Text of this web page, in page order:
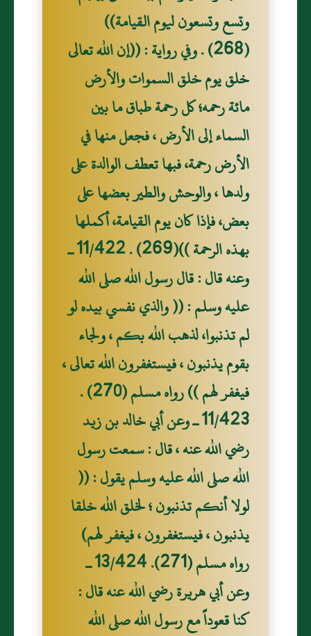
وتسع وتسعون ليوم القيامة))
(268) . وفي رواية : ((إن الله تعالى
خلق يوم خلق السموات والأرض
مائة رحمه؛ كل رحمة طباق ما بين
السماء إلى الأرض ، فجعل منها في
الأرض رحمة، فبها تعطف الوالدة على
ولدها ، والوحش والطير بعضها على
بعض، فإذا كان يوم القيامة، أكملها
بهذه الرحمة ))(269) . 11/422 ـ
وعنه قال : قال رسول الله صلى الله
عليه وسلم : (( والذي نفسي بيده لو
لم تذنبوا، لذهب الله بكم ، ولجاء
بقوم يذنبون ، فيستغفرون الله تعالى ،
فيغفر لهم )) رواه مسلم (270) .
11/423 ـ وعن أبي خالد بن زيد
رضي الله عنه ، قال : سمعت رسول
الله صلى الله عليه وسلم يقول : ((
لولا أنكم تذنبون ؛ لخلق الله خلقا
يذنبون ، فيستغفرون ، فيغفر لهم)
رواه مسلم (271). 13/424 ـ
وعن أبي هريرة رضي الله عنه قال :
كنا قعوداً مع رسول الله صلى الله